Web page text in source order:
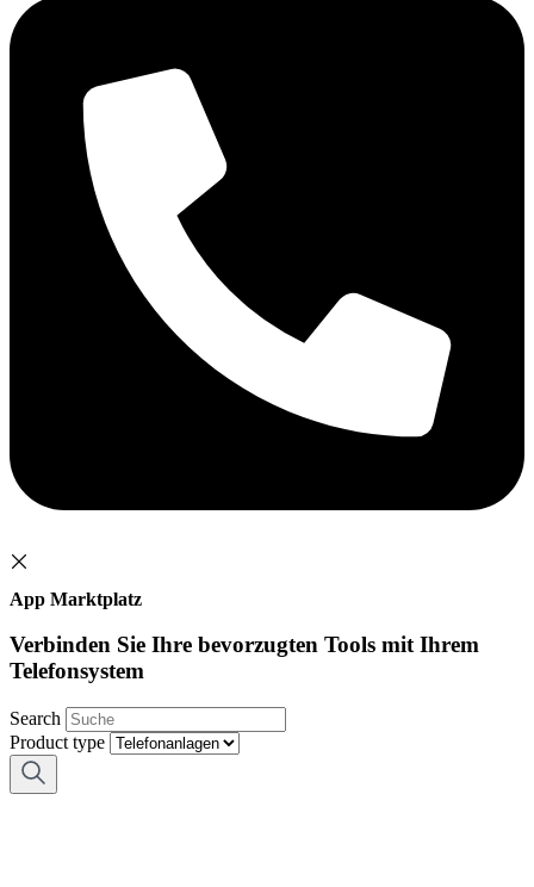
App Marktplatz
Verbinden Sie Ihre bevorzugten Tools mit Ihrem
Telefonsystem
Search
Product type